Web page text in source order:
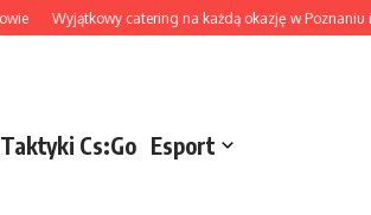
catering na każdą okazję w Poznaniu i okolicach
Taktyki Cs:Go Esport